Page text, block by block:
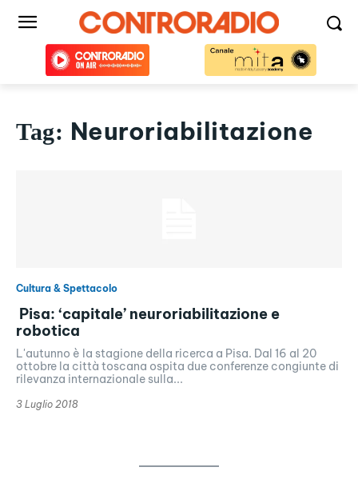
Tag: Neuroriabilitazione
Cultura & Spettacolo
Pisa: ‘capitale’ neuroriabilitazione e
robotica
L'autunno è la stagione della ricerca a Pisa. Dal 16 al 20
ottobre la città toscana ospita due conferenze congiunte di
rilevanza internazionale sulla...
3 Luglio 2018